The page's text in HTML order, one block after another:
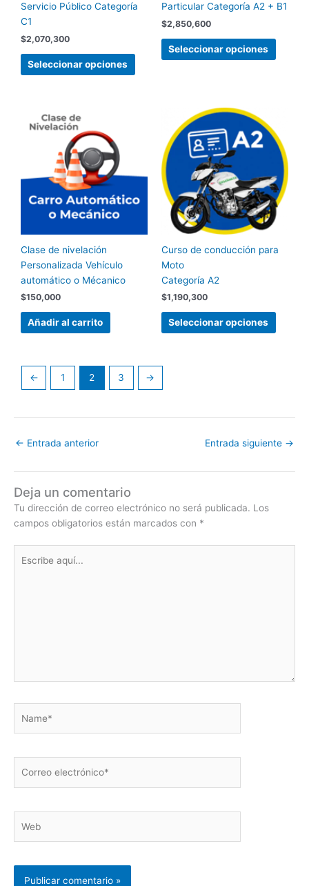
Servicio Público Categoría
C1
$2,070,300
Seleccionar opciones
en
página
de
Particular Categoría A2 + B1
$2,850,600
Seleccionar opciones
en
página
Clase de nivelación
Personalizada Vehículo
automático o Mécanico
$150,000
Añadir al carrito
Curso de conducción para
Moto
Categoría A2
$1,190,300
Seleccionar opciones
tiene
Las
se
elegir
de
← 1 2 3 →
← Entrada anterior Entrada siguiente →
Deja un comentario
Tu dirección de correo electrónico no será publicada. Los
campos obligatorios están marcados con *
aquí...
electrónico*